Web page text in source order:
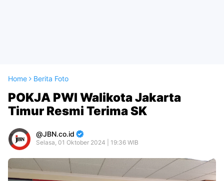
Home Berita Foto
POKJA PWI Walikota Jakarta
Timur Resmi Terima SK
JBN.co.id
Selasa, 01 Oktober 2024 | 19:36 WIB